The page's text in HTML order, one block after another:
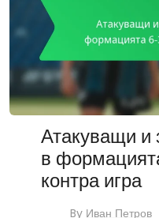
Атакуващи и
в
контра игра
By Иван Петров